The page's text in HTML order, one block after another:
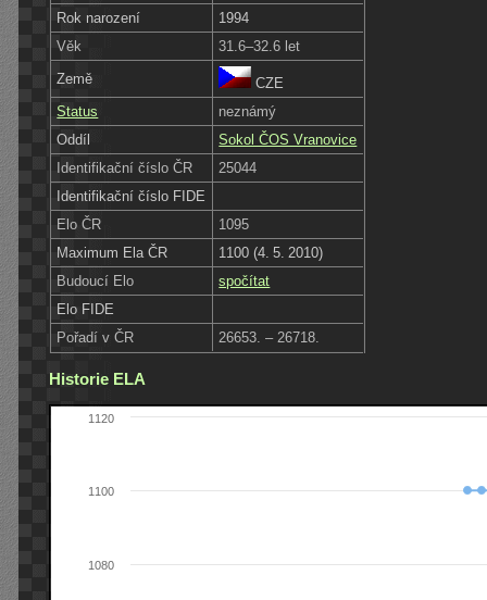
Rok narození
1994
Věk
31.6–32.6 let
Země
CZE
Status
neznámý
Oddíl
Sokol ČOS Vranovice
Identifikační číslo ČR
25044
Identifikační číslo FIDE
Elo ČR
1095
Maximum Ela ČR
1100 (4. 5. 2010)
Budoucí Elo
spočítat
Elo FIDE
Pořadí v ČR
26653. – 26718.
Historie ELA
1080
1100
1120